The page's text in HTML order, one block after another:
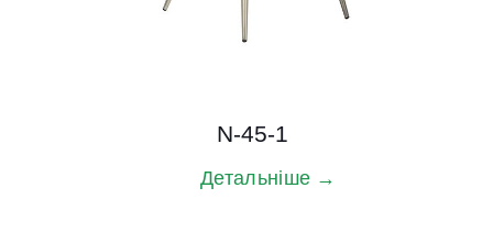
N-45-1
Детальніше →